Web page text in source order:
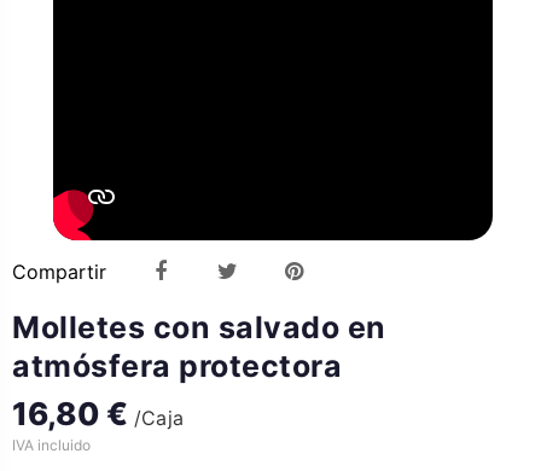
Compartir
Molletes con salvado en
atmósfera protectora
16,80 € /Caja
IVA incluido